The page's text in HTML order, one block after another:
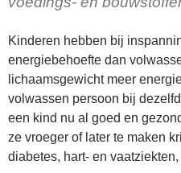
Kinderen hebben bij
energiebehoefte dan
lichaamsgewicht meer
volwassen persoon bij
een kind nu al goed en
ze vroeger of later te maken
diabetes, hart- en